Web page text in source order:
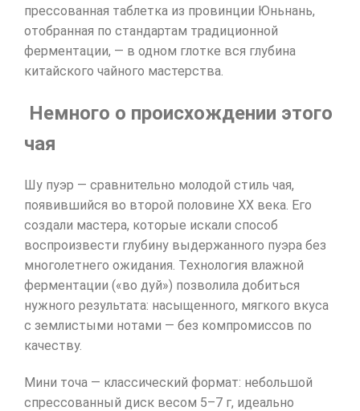
прессованная таблетка из провинции Юньнань,
отобранная по стандартам традиционной
ферментации, — в одном глотке вся глубина
китайского чайного мастерства.
Немного о происхождении этого
чая
Шу пуэр — сравнительно молодой стиль чая,
появившийся во второй половине XX века. Его
создали мастера, которые искали способ
воспроизвести глубину выдержанного пуэра без
многолетнего ожидания. Технология влажной
ферментации («во дуй») позволила добиться
нужного результата: насыщенного, мягкого вкуса
с землистыми нотами — без компромиссов по
качеству.
Мини точа — классический формат: небольшой
спрессованный диск весом 5–7 г, идеально